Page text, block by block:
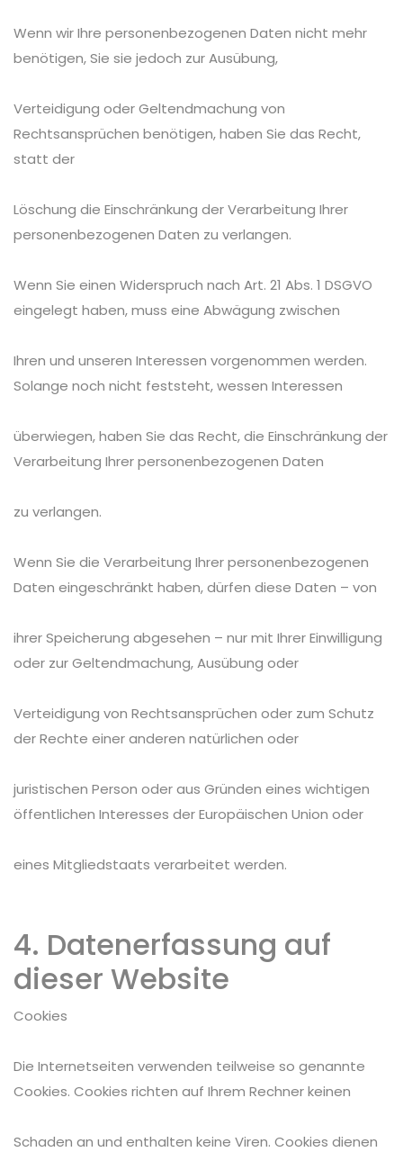
Wenn wir Ihre personenbezogenen Daten nicht mehr
benötigen, Sie sie jedoch zur Ausübung,
Verteidigung oder Geltendmachung von
Rechtsansprüchen benötigen, haben Sie das Recht,
statt der
Löschung die Einschränkung der Verarbeitung Ihrer
personenbezogenen Daten zu verlangen.
Wenn Sie einen Widerspruch nach Art. 21 Abs. 1 DSGVO
eingelegt haben, muss eine Abwägung zwischen
Ihren und unseren Interessen vorgenommen werden.
Solange noch nicht feststeht, wessen Interessen
überwiegen, haben Sie das Recht, die Einschränkung der
Verarbeitung Ihrer personenbezogenen Daten
zu verlangen.
Wenn Sie die Verarbeitung Ihrer personenbezogenen
Daten eingeschränkt haben, dürfen diese Daten – von
ihrer Speicherung abgesehen – nur mit Ihrer Einwilligung
oder zur Geltendmachung, Ausübung oder
Verteidigung von Rechtsansprüchen oder zum Schutz
der Rechte einer anderen natürlichen oder
juristischen Person oder aus Gründen eines wichtigen
öffentlichen Interesses der Europäischen Union oder
eines Mitgliedstaats verarbeitet werden.
4. Datenerfassung auf
dieser Website
Cookies
Die Internetseiten verwenden teilweise so genannte
Cookies. Cookies richten auf Ihrem Rechner keinen
Schaden an und enthalten keine Viren. Cookies dienen